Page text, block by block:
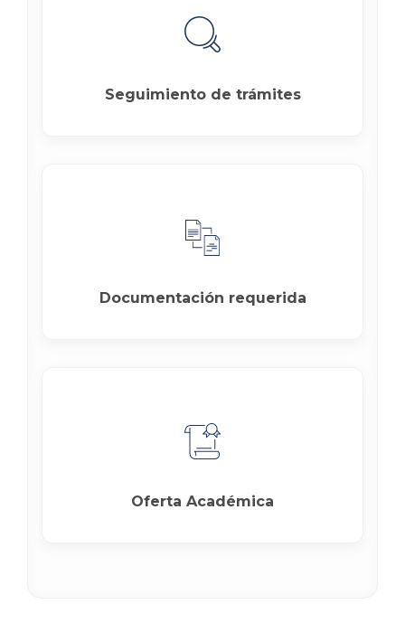
Seguimiento de trámites
Documentación requerida
Oferta Académica